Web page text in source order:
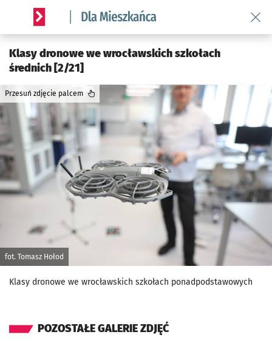
Serwis informacyjny wroclaw.pl podserwis: Dla mieszkańca
Klasy dronowe we wrocławskich szkołach
średnich [2/21]
fot. Tomasz Hołod
Przesuń zdjęcie palcem
Klasy dronowe we wrocławskich szkołach ponadpodstawowych
POZOSTAŁE GALERIE ZDJĘĆ